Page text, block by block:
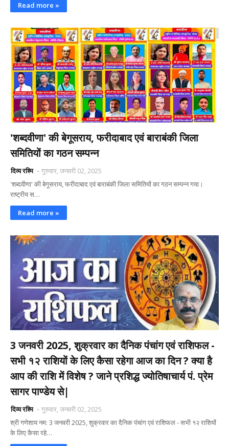
Read more »
'शब्दवीणा' की बेगूसराय, फरीदाबाद एवं बाराबंकी जिला
समितियों का गठन सम्पन्न
दिव्य रश्मि
गुरुवार, जनवरी 02, 2025
'शब्दवीणा' की बेगूसराय, फरीदाबाद एवं बाराबंकी जिला समितियों का गठन सम्पन्न गया।
राष्ट्रीय स…
Read more »
3 जनवरी 2025, शुक्रवार का दैनिक पंचांग एवं राशिफल -
सभी १२ राशियों के लिए कैसा रहेगा आज का दिन ? क्या है
आप की राशि में विशेष ? जाने प्रशिद्ध ज्योतिषाचार्य पं. प्रेम
सागर पाण्डेय से|
दिव्य रश्मि
गुरुवार, जनवरी 02, 2025
श्री गणेशाय नम: 3 जनवरी 2025, शुक्रवार का दैनिक पंचांग एवं राशिफल - सभी १२ राशियों
के लिए कैसा रहे…